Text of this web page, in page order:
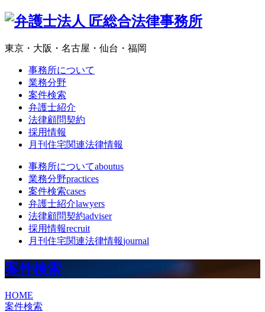
東京・大阪・名古屋・仙台・福岡
事務所について
業務分野
案件検索
弁護士紹介
法律顧問契約
採用情報
月刊住宅関連法律情報
事務所についてaboutus
業務分野practices
案件検索cases
弁護士紹介lawyers
法律顧問契約adviser
採用情報recruit
月刊住宅関連法律情報journal
案件検索
HOME
案件検索